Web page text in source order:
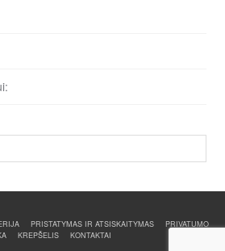
PRISTATYMAS IR ATSISKAITYMAS
PRIVATUMO
KREPŠELIS KONTAKTAI